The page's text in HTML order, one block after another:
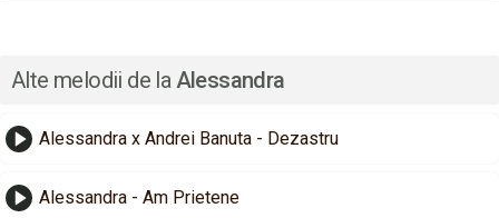
Alte melodii de laAlessandra
Alessandra x Andrei Banuta - Dezastru
Alessandra - Am Prietene